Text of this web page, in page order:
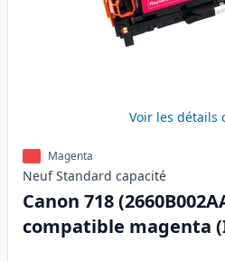
Voir les détails
Magenta
Neuf Standard capacité
Canon 718
compatible magenta